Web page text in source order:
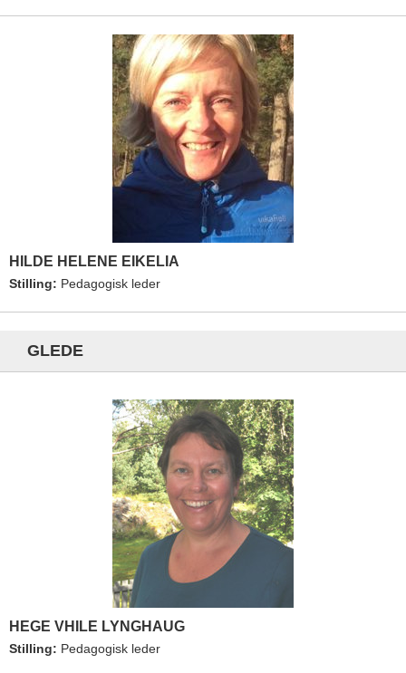
HILDE HELENE EIKELIA
Stilling: Pedagogisk leder
GLEDE
HEGE VHILE LYNGHAUG
Stilling: Pedagogisk leder